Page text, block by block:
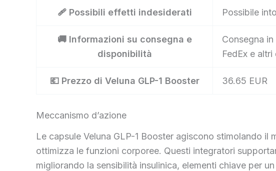
🩹 Possibili effetti indesiderati Possibile
🚚 Informazioni su consegna e
disponibilità
Consegna
FedEx e altri
💶 Prezzo di Veluna GLP-1 Booster 36.65 EUR
Meccanismo d’azione
Le capsule Veluna GLP-1 Booster agiscono stimolando
ottimizza le funzioni corporee. Questi integratori
migliorando la sensibilità insulinica, elementi chiave per